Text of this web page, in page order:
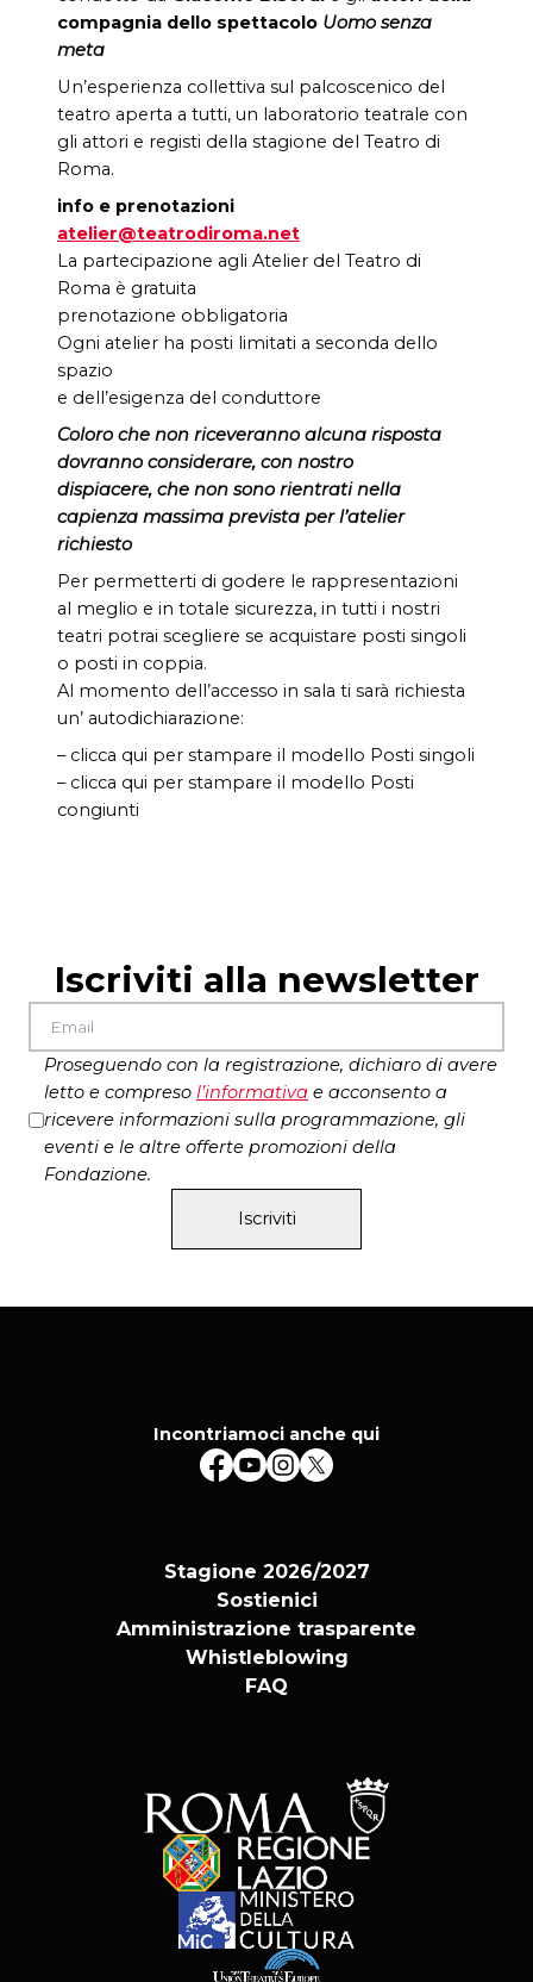
compagnia dello spettacolo Uomo senza
meta
Un’esperienza collettiva sul palcoscenico del
teatro aperta a tutti, un laboratorio teatrale con
gli attori e registi della stagione del Teatro di
Roma.
info e prenotazioni
atelier@teatrodiroma.net
La partecipazione agli Atelier del Teatro di
Roma è gratuita
prenotazione obbligatoria
Ogni atelier ha posti limitati a seconda dello
spazio
e dell’esigenza del conduttore
Coloro che non riceveranno alcuna risposta
dovranno considerare, con nostro
dispiacere, che non sono rientrati nella
capienza massima prevista per l’atelier
richiesto
Per permetterti di godere le rappresentazioni
al meglio e in totale sicurezza, in tutti i nostri
teatri potrai scegliere se acquistare posti singoli
o posti in coppia.
Al momento dell’accesso in sala ti sarà richiesta
un’ autodichiarazione:
– clicca qui per stampare il modello Posti singoli
– clicca qui per stampare il modello Posti
congiunti
Iscriviti alla newsletter
Proseguendo con la registrazione, dichiaro di avere
letto e compreso l’informativa e acconsento a
ricevere informazioni sulla programmazione, gli
eventi e le altre offerte promozioni della
Fondazione.
Iscriviti
Incontriamoci anche qui
Stagione 2026/2027
Sostienici
Amministrazione trasparente
Whistleblowing
FAQ